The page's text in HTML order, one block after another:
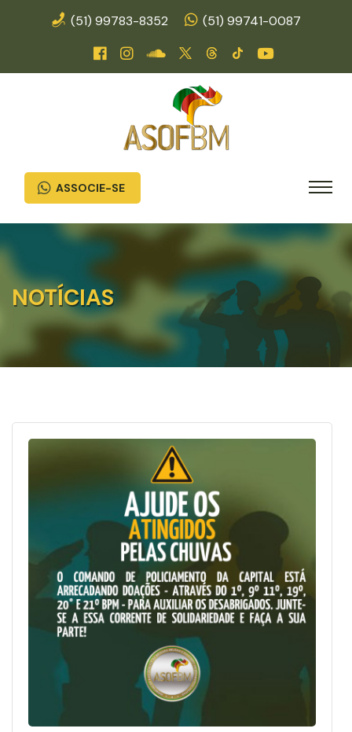
(51) 99783-8352 (51) 99741-0087
ASSOCIE-SE
NOTÍCIAS